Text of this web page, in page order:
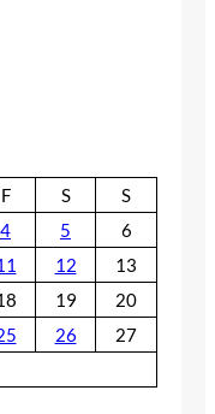
F S
S
4 5
6
12
13
19
20
26
27